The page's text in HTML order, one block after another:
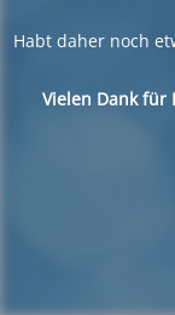
Habt daher noch
Vielen Dank für